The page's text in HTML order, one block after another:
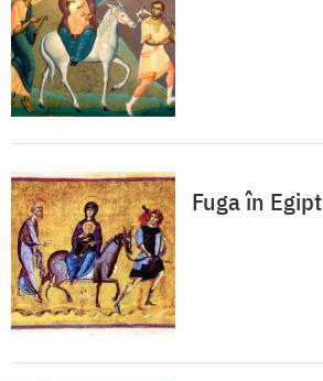
Fuga în Egipt